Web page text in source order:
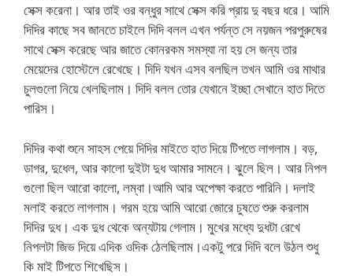
সেক্স করেনা। আর তাই ওর বন্ধুর সাথে সেক্স করি প্রায় দু বছর ধরে। আমি
দিদির কাছে সব জানতে চাইলে দিদি বলল এখন পর্যন্ত সে নয়জন পরপুরুষের
সাথে সেক্স করেছে আর জাতে কোনরকম সমস্যা না হয় সে জন্য তার
মেয়েদের হোস্টেলে রেখেছে। দিদি যখন এসব বলছিল তখন আমি ওর মাথার
চুলগুলো নিয়ে খেলছিলাম। দিদি বলল তোর যেখানে ইচ্ছা সেখানে হাত দিতে
পারিস।
দিদির কথা শুনে সাহস পেয়ে দিদির মাইতে হাত দিয়ে টিপতে লাগলাম। বড়,
ডাগর, দুধেল, আর কালো দুইটা দুধ আমার সামনে। ঝুলে ছিল। আর নিপল
গুলো ছিল আরো কালো, লম্বা।আমি আর অপেক্ষা করতে পারিনি। দলাই
মলাই করতে লাগলাম। গরম হয়ে আমি আরো জোরে চুষতে শুরু করলাম
দিদির দুধ। এক দুধ থেকে অন্যটায় গেলাম। মুখের মধ্যে দুধটা রেখে
নিপলটা জিভ দিয়ে এদিক ওদিক ঠেলছিলাম।একটু পরে দিদি বলে উঠল শুধু
কি মাই টিপতে শিখেছিস।